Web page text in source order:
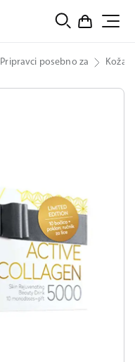
Pripravci posebno za Koža,